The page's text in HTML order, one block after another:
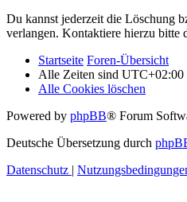
Du kannst jederzeit die Löschung
verlangen. Kontaktiere hierzu bitte
Startseite Foren-Übersicht
Alle Zeiten sind UTC+02:00
Alle Cookies löschen
Powered by phpBB® Forum
Deutsche Übersetzung durch
Datenschutz |